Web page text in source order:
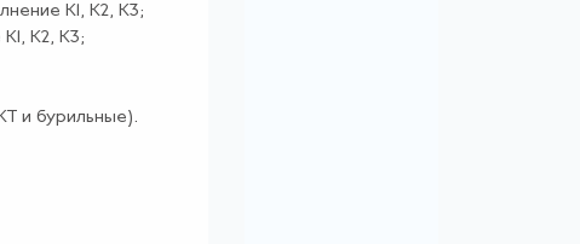
К1, К2, К3;
К2, К3;
и бурильные).